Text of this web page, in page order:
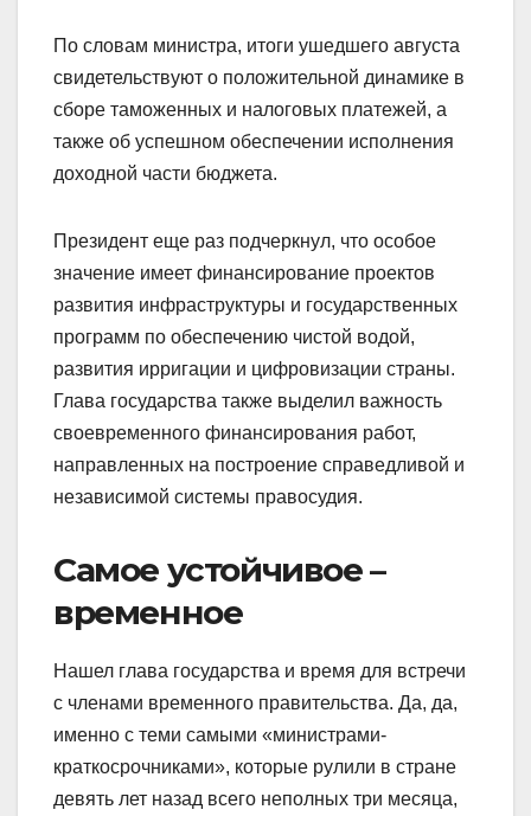
По словам министра, итоги ушедшего августа
свидетельствуют о положительной динамике в
сборе таможенных и налоговых платежей, а
также об успешном обеспечении исполнения
доходной части бюджета.
Президент еще раз подчеркнул, что особое
значение имеет финансирование проектов
развития инфраструктуры и государственных
программ по обеспечению чистой водой,
развития ирригации и цифровизации страны.
Глава государства также выделил важность
своевременного финансирования работ,
направленных на построение справедливой и
независимой системы правосудия.
Самое устойчивое –
временное
Нашел глава государства и время для встречи
с членами временного правительства. Да, да,
именно с теми самыми «министрами-
краткосрочниками», которые рулили в стране
девять лет назад всего неполных три месяца,